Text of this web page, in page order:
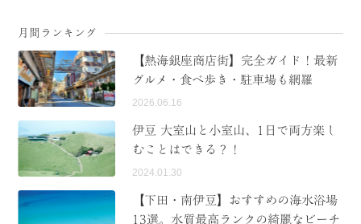
月間ランキング
【熱海銀座商店街】完全ガイド！最新
グルメ・食べ歩き・駐車場も網羅
2026.06.16
伊豆 大室山と小室山、1日で両方楽し
むことはできる？！
2024.01.30
【下田・南伊豆】おすすめの海水浴場
13選。水質最高ランクの綺麗なビーチ